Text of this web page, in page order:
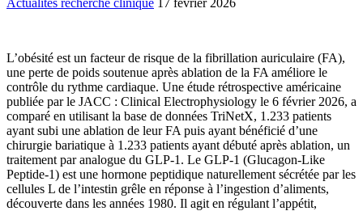
Actualités recherche clinique 17 février 2026
L’obésité est un facteur de risque de la fibrillation auriculaire (FA),
une perte de poids soutenue après ablation de la FA améliore le
contrôle du rythme cardiaque. Une étude rétrospective américaine
publiée par le JACC : Clinical Electrophysiology le 6 février 2026, a
comparé en utilisant la base de données TriNetX, 1.233 patients
ayant subi une ablation de leur FA puis ayant bénéficié d’une
chirurgie bariatique à 1.233 patients ayant débuté après ablation, un
traitement par analogue du GLP-1. Le GLP-1 (Glucagon-Like
Peptide-1) est une hormone peptidique naturellement sécrétée par les
cellules L de l’intestin grêle en réponse à l’ingestion d’aliments,
découverte dans les années 1980. Il agit en régulant l’appétit,